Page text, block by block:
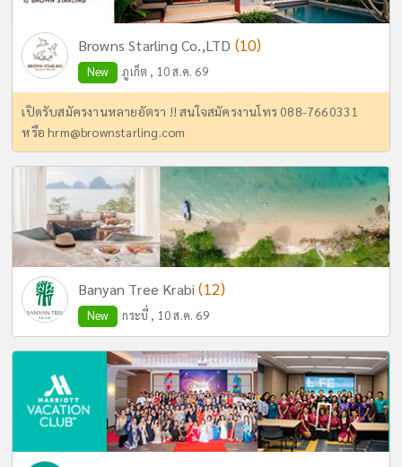
Browns Starling Co.,LTD (10)
New ภูเก็ต , 10 ส.ค. 69
เปิดรับสมัครงานหลายอัตรา !! สนใจสมัครงานโทร 088-7660331
หรือhrm@brownstarling.com
Banyan Tree Krabi(12)
New กระบี่ , 10 ส.ค. 69